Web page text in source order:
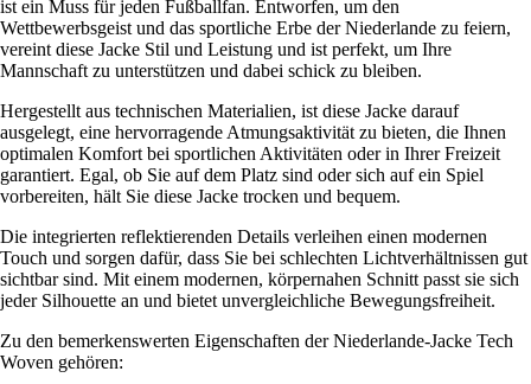
ist ein Muss für jeden Fußballfan. Entworfen, um den
Wettbewerbsgeist und das sportliche Erbe der Niederlande zu feiern,
vereint diese Jacke Stil und Leistung und ist perfekt, um Ihre
Mannschaft zu unterstützen und dabei schick zu bleiben.
Hergestellt aus technischen Materialien, ist diese Jacke darauf
ausgelegt, eine hervorragende Atmungsaktivität zu bieten, die Ihnen
optimalen Komfort bei sportlichen Aktivitäten oder in Ihrer Freizeit
garantiert. Egal, ob Sie auf dem Platz sind oder sich auf ein Spiel
vorbereiten, hält Sie diese Jacke trocken und bequem.
Die integrierten reflektierenden Details verleihen einen modernen
Touch und sorgen dafür, dass Sie bei schlechten Lichtverhältnissen gut
sichtbar sind. Mit einem modernen, körpernahen Schnitt passt sie sich
jeder Silhouette an und bietet unvergleichliche Bewegungsfreiheit.
Zu den bemerkenswerten Eigenschaften der Niederlande-Jacke Tech
Woven gehören: